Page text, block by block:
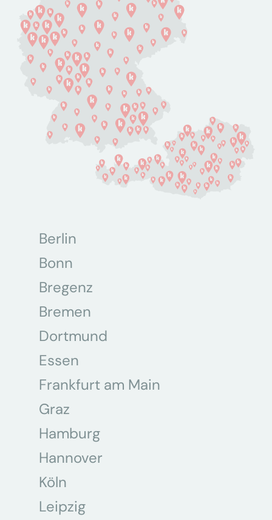
Berlin
Bonn
Bregenz
Bremen
Dortmund
Essen
Frankfurt am Main
Graz
Hamburg
Hannover
Köln
Leipzig